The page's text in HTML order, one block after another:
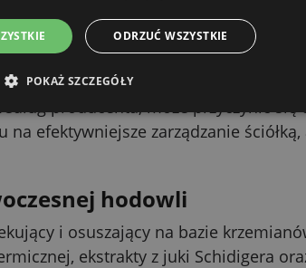
wszędzie tam, gdzie celem jest
w aplikacji.
i mniejsze zużycie ściółki
producenta, może przyczynić
efektywniejsze zarządzanie
hodowli
i osuszający na bazie
ekstrakty z juki Schidigera
ODRZUĆ WSZYSTKIE
POKAŻ SZCZEGÓŁY